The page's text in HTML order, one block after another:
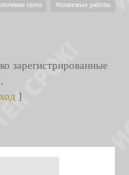
света плановые работы
зарегистрированные
]